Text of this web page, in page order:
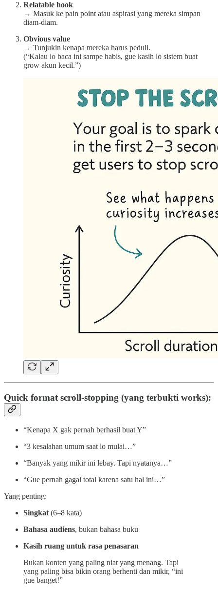
Relatable hook
→ Masuk ke pain point atau aspirasi yang mereka simpan
diam-diam.
Obvious value
→ Tunjukin kenapa mereka harus peduli.
(“Kalau lo baca ini sampe habis, gue kasih lo sistem buat
grow akun kecil.”)
Quick format scroll-stopping (yang terbukti works):
“Kenapa X gak pernah berhasil buat Y”
“3 kesalahan umum saat lo mulai…”
“Banyak yang mikir ini lebay. Tapi nyatanya…”
“Gue pernah gagal total karena satu hal ini…”
Yang penting:
Singkat (6–8 kata)
Bahasa audiens, bukan bahasa buku
Kasih ruang untuk rasa penasaran
Bukan konten yang paling niat yang menang. Tapi
yang paling bisa bikin orang berhenti dan mikir, “ini
gue banget!”